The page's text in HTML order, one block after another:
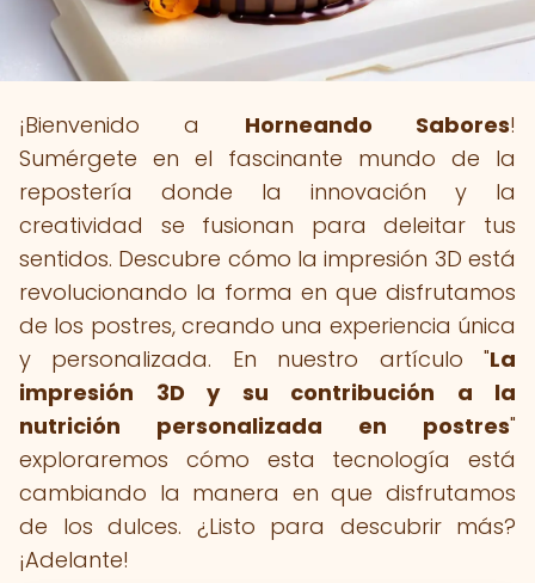
¡Bienvenido a Horneando Sabores!
Sumérgete en el fascinante mundo de la
repostería donde la innovación y la
creatividad se fusionan para deleitar tus
sentidos. Descubre cómo la impresión 3D está
revolucionando la forma en que disfrutamos
de los postres, creando una experiencia única
y personalizada. En nuestro artículo "La
impresión 3D y su contribución a la
nutrición personalizada en postres"
exploraremos cómo esta tecnología está
cambiando la manera en que disfrutamos
de los dulces. ¿Listo para descubrir más?
¡Adelante!